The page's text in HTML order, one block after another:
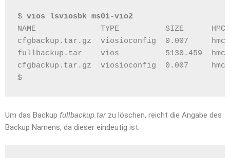
$ vios lsviosbk ms01-vio2
NAME              TYPE          SIZE      HMC
cfgbackup.tar.gz  viosioconfig  0.007
fullbackup.tar    vios          5130.459
cfgbackup.tar.gz  viosioconfig  0.007
$
Um das Backup fullbackup.tarzu löschen, reicht die Angabe des
Backup Namens, da dieser eindeutig ist: